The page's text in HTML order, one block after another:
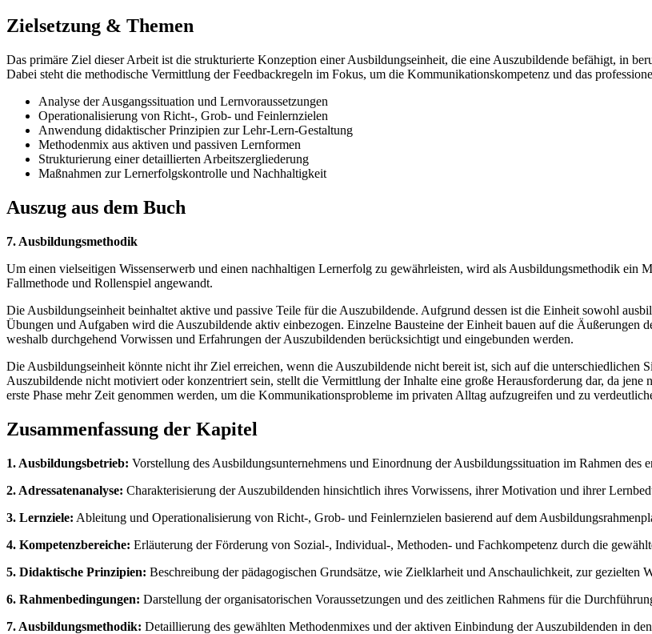
Zielsetzung & Themen
Das primäre Ziel dieser Arbeit ist die strukturierte Konzeption einer Ausbildungseinheit, die eine Auszubildende befähigt, in
Dabei steht die methodische Vermittlung der Feedbackregeln im Fokus, um die Kommunikationskompetenz und das
Analyse der Ausgangssituation und Lernvoraussetzungen
Operationalisierung von Richt-, Grob- und Feinlernzielen
Anwendung didaktischer Prinzipien zur Lehr-Lern-Gestaltung
Methodenmix aus aktiven und passiven Lernformen
Strukturierung einer detaillierten Arbeitszergliederung
Maßnahmen zur Lernerfolgskontrolle und Nachhaltigkeit
Auszug aus dem Buch
7. Ausbildungsmethodik
Um einen vielseitigen Wissenserwerb und einen nachhaltigen Lernerfolg zu gewährleisten, wird als Ausbildungsmethodik ein
Fallmethode und Rollenspiel angewandt.
Die Ausbildungseinheit beinhaltet aktive und passive Teile für die Auszubildende. Aufgrund dessen ist die Einheit sowohl
Übungen und Aufgaben wird die Auszubildende aktiv einbezogen. Einzelne Bausteine der Einheit bauen auf die Äußerungen
weshalb durchgehend Vorwissen und Erfahrungen der Auszubildenden berücksichtigt und eingebunden werden.
Die Ausbildungseinheit könnte nicht ihr Ziel erreichen, wenn die Auszubildende nicht bereit ist, sich auf die unterschiedlichen
Auszubildende nicht motiviert oder konzentriert sein, stellt die Vermittlung der Inhalte eine große Herausforderung dar, da
erste Phase mehr Zeit genommen werden, um die Kommunikationsprobleme im privaten Alltag aufzugreifen und zu
Zusammenfassung der Kapitel
1. Ausbildungsbetrieb: Vorstellung des Ausbildungsunternehmens und Einordnung der Ausbildungssituation im Rahmen des
2. Adressatenanalyse: Charakterisierung der Auszubildenden hinsichtlich ihres Vorwissens, ihrer Motivation und ihrer
3. Lernziele: Ableitung und Operationalisierung von Richt-, Grob- und Feinlernzielen basierend auf dem
4. Kompetenzbereiche: Erläuterung der Förderung von Sozial-, Individual-, Methoden- und Fachkompetenz durch die
5. Didaktische Prinzipien: Beschreibung der pädagogischen Grundsätze, wie Zielklarheit und Anschaulichkeit, zur gezielten
6. Rahmenbedingungen: Darstellung der organisatorischen Voraussetzungen und des zeitlichen Rahmens für die
7. Ausbildungsmethodik: Detaillierung des gewählten Methodenmixes und der aktiven Einbindung der Auszubildenden in